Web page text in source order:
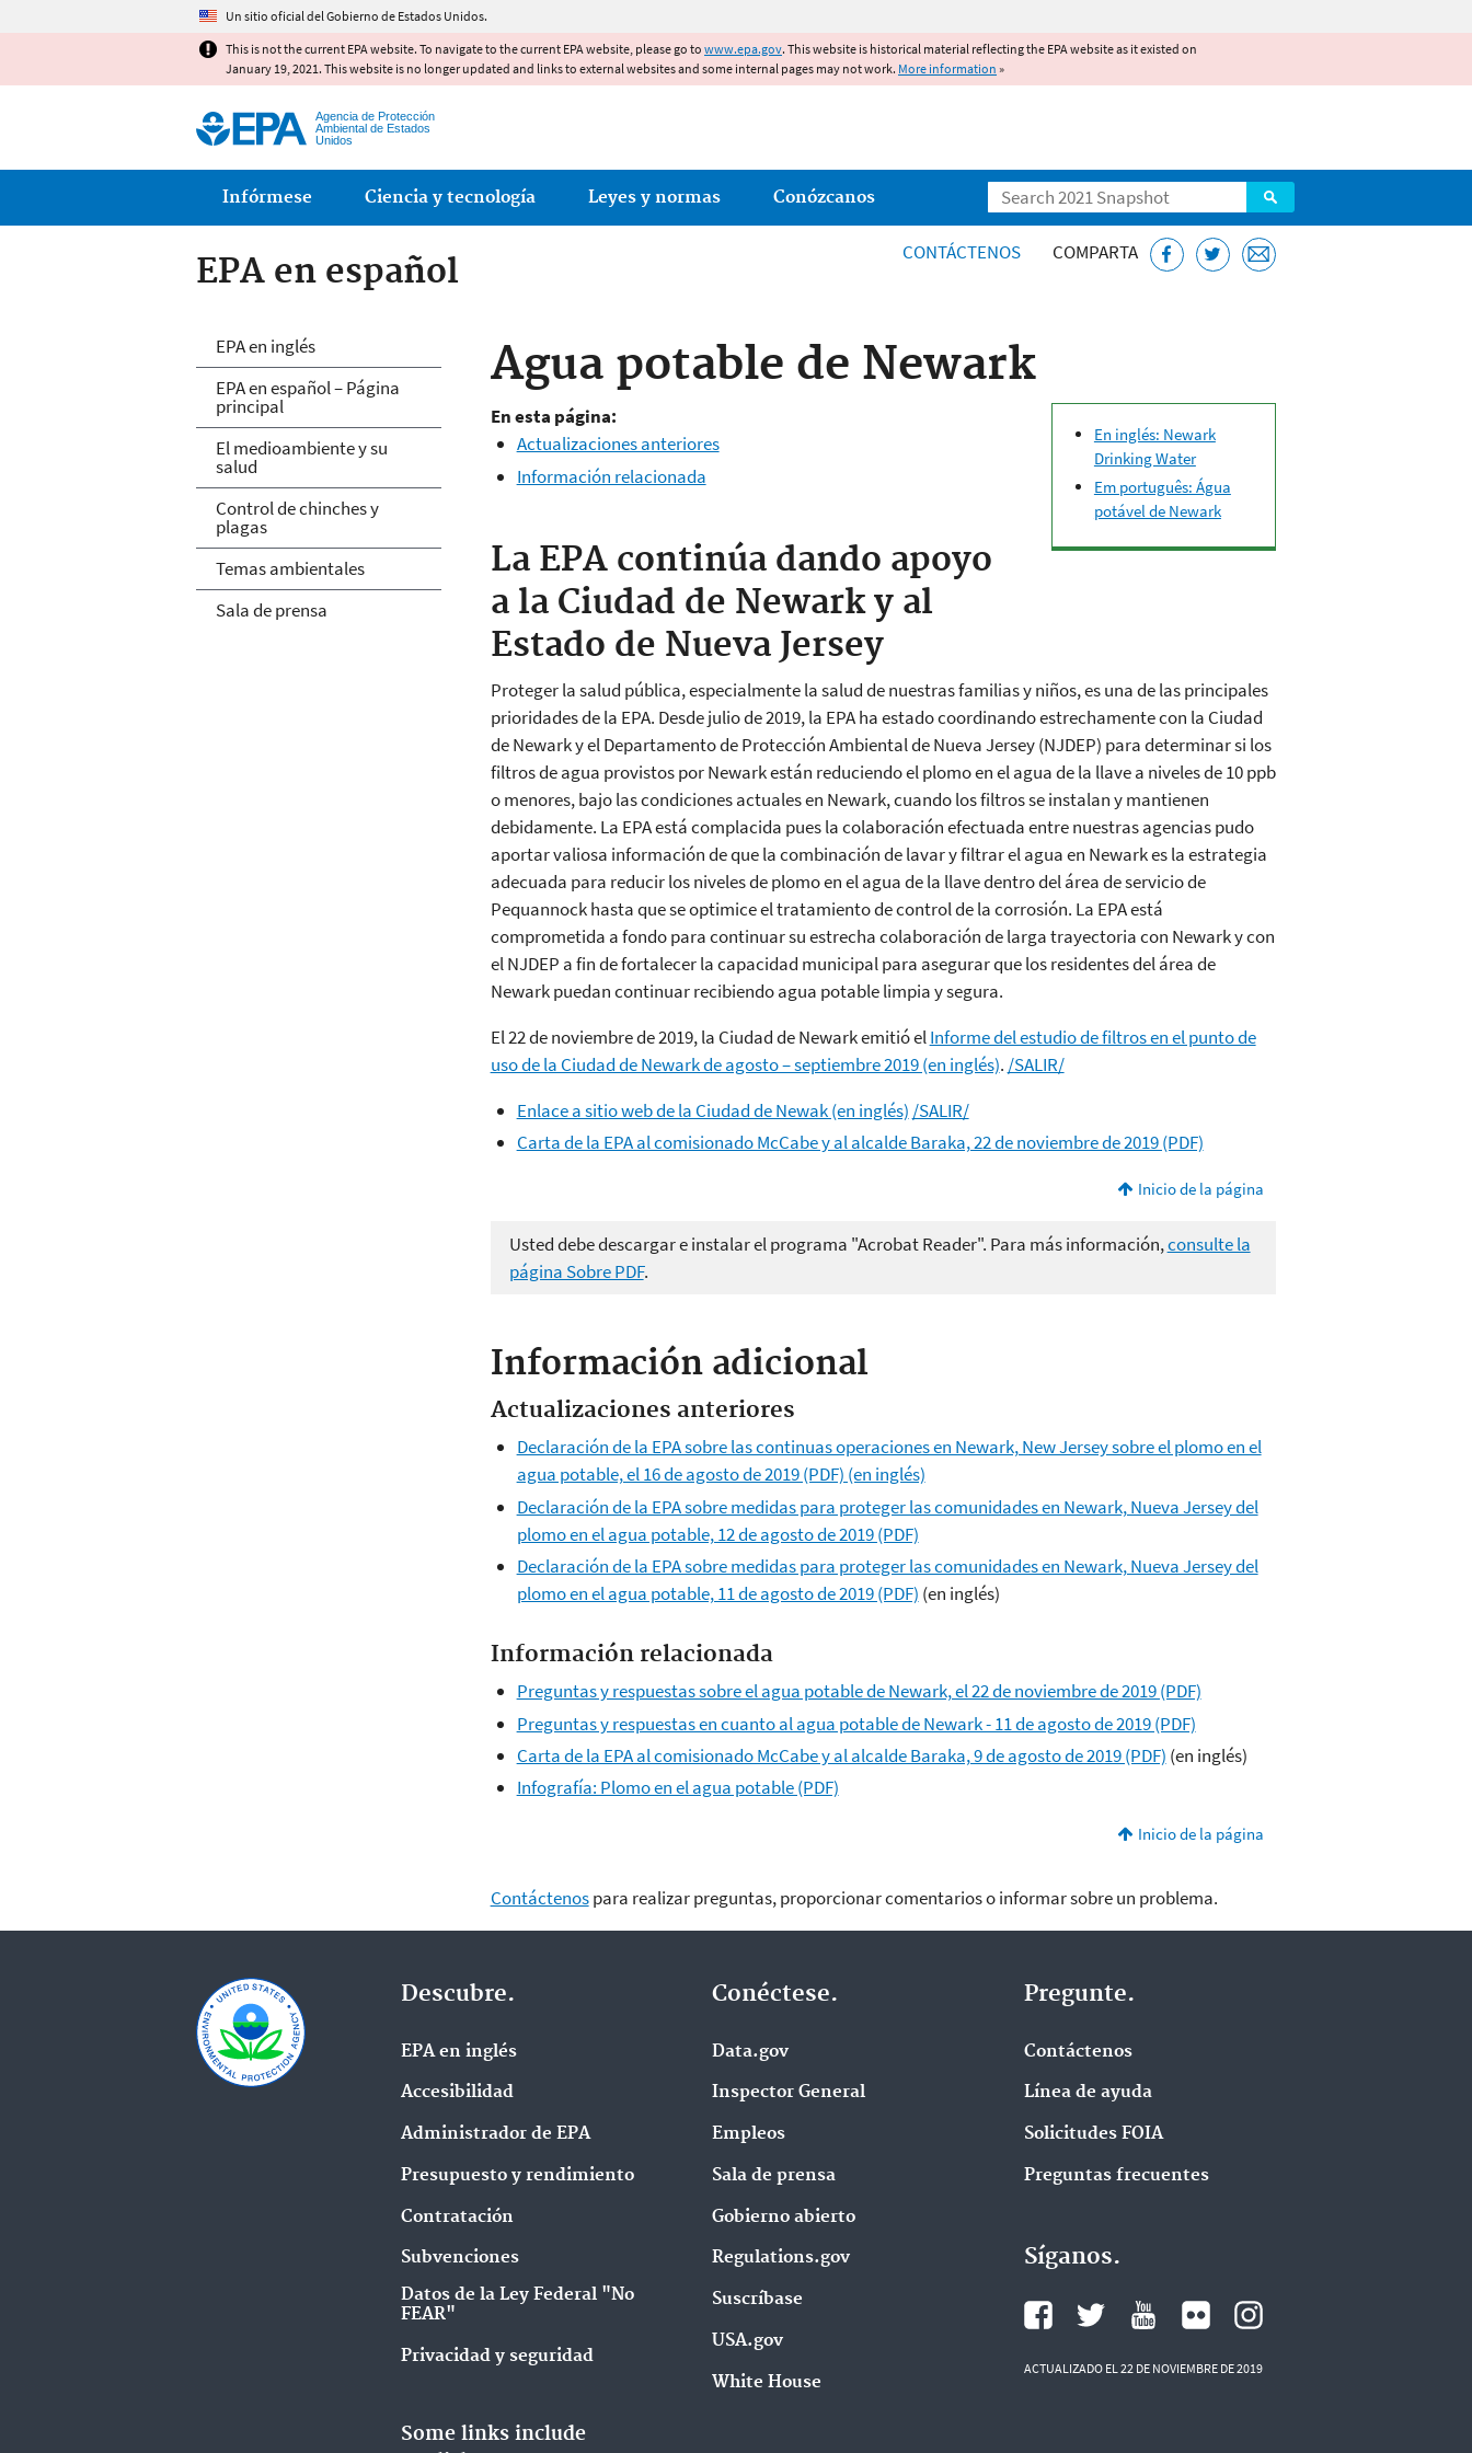
Un sitio oficial del Gobierno de Estados Unidos.
This is not the current EPA website. To navigate to the current EPA website, please go to www.epa.gov. This website is historical material reflecting the EPA website as it existed on
January 19, 2021. This website is no longer updated and links to external websites and some internal pages may not work. More information »
Agencia de Protección
Ambiental de Estados
Unidos
Search
Main menu
Infórmese Ciencia y tecnología Leyes y normas Conózcanos
EPA en español CONTÁCTENOS COMPARTA
Agua potable de Newark
En inglés: Newark
Drinking Water
Em português: Água
potável de Newark
En esta página:
Actualizaciones anteriores
Información relacionada
La EPA continúa dando apoyo
a la Ciudad de Newark y al
Estado de Nueva Jersey
Proteger la salud pública, especialmente la salud de nuestras familias y niños, es una de las principales
prioridades de la EPA. Desde julio de 2019, la EPA ha estado coordinando estrechamente con la Ciudad
de Newark y el Departamento de Protección Ambiental de Nueva Jersey (NJDEP) para determinar si los
filtros de agua provistos por Newark están reduciendo el plomo en el agua de la llave a niveles de 10 ppb
o menores, bajo las condiciones actuales en Newark, cuando los filtros se instalan y mantienen
debidamente. La EPA está complacida pues la colaboración efectuada entre nuestras agencias pudo
aportar valiosa información de que la combinación de lavar y filtrar el agua en Newark es la estrategia
adecuada para reducir los niveles de plomo en el agua de la llave dentro del área de servicio de
Pequannock hasta que se optimice el tratamiento de control de la corrosión. La EPA está
comprometida a fondo para continuar su estrecha colaboración de larga trayectoria con Newark y con
el NJDEP a fin de fortalecer la capacidad municipal para asegurar que los residentes del área de
Newark puedan continuar recibiendo agua potable limpia y segura.
El 22 de noviembre de 2019, la Ciudad de Newark emitió elInforme del estudio de filtros en el punto de
uso de la Ciudad de Newark de agosto – septiembre 2019 (en inglés). /SALIR/
Enlace a sitio web de la Ciudad de Newak (en inglés) /SALIR/
Carta de la EPA al comisionado McCabe y al alcalde Baraka, 22 de noviembre de 2019 (PDF)
Inicio de la página
Usted debe descargar e instalar el programa "Acrobat Reader". Para más información,consulte la
página Sobre PDF.
Información adicional
Actualizaciones anteriores
Declaración de la EPA sobre las continuas operaciones en Newark, New Jersey sobre el plomo en el
agua potable, el 16 de agosto de 2019 (PDF) (en inglés)
Declaración de la EPA sobre medidas para proteger las comunidades en Newark, Nueva Jersey del
plomo en el agua potable, 12 de agosto de 2019 (PDF)
Declaración de la EPA sobre medidas para proteger las comunidades en Newark, Nueva Jersey del
plomo en el agua potable, 11 de agosto de 2019 (PDF) (en inglés)
Información relacionada
Preguntas y respuestas sobre el agua potable de Newark, el 22 de noviembre de 2019 (PDF)
Preguntas y respuestas en cuanto al agua potable de Newark - 11 de agosto de 2019 (PDF)
Carta de la EPA al comisionado McCabe y al alcalde Baraka, 9 de agosto de 2019 (PDF) (en inglés)
Infografía: Plomo en el agua potable (PDF)
Inicio de la página
Contáctenospara realizar preguntas, proporcionar comentarios o informar sobre un problema.
EPA en español
EPA en inglés
EPA en español – Página
principal
El medioambiente y su
salud
Control de chinches y
plagas
Temas ambientales
Sala de prensa
Descubre.
EPA en ingl‌és
Accesibilidad
Administrador de EPA
Presupuesto y rendimiento
Contratación
Subvenciones
Datos de la Ley Federal "No
FEAR"
Privacidad y seguridad
Some links include
Conéctese.
Data.gov
Inspector General
Empleos
Sala de prensa
Gobierno abierto
Regulations.gov
Suscríbase
USA.gov
White House
Pregunte.
Contáctenos
Línea de ayuda
Solicitudes FOIA
Preguntas frecuentes
Síganos.
ACTUALIZADO EL 22 DE NOVIEMBRE DE 2019